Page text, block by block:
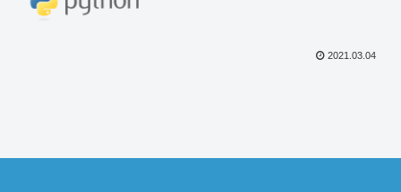
2021.03.04